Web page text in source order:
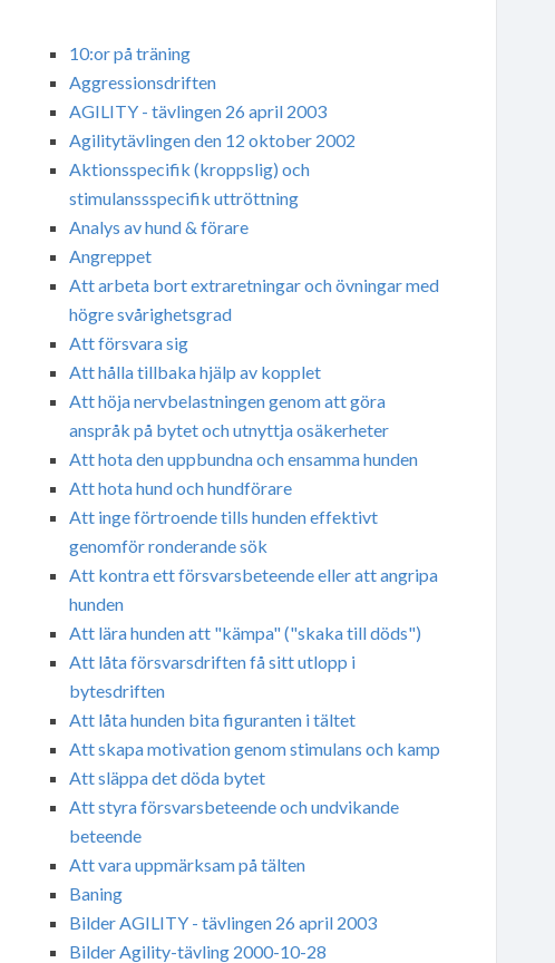
10:or på träning
Aggressionsdriften
AGILITY - tävlingen 26 april 2003
Agilitytävlingen den 12 oktober 2002
Aktionsspecifik (kroppslig) och
stimulanssspecifik uttröttning
Analys av hund & förare
Angreppet
Att arbeta bort extraretningar och övningar med
högre svårighetsgrad
Att försvara sig
Att hålla tillbaka hjälp av kopplet
Att höja nervbelastningen genom att göra
anspråk på bytet och utnyttja osäkerheter
Att hota den uppbundna och ensamma hunden
Att hota hund och hundförare
Att inge förtroende tills hunden effektivt
genomför ronderande sök
Att kontra ett försvarsbeteende eller att angripa
hunden
Att lära hunden att "kämpa" ("skaka till döds")
Att låta försvarsdriften få sitt utlopp i
bytesdriften
Att låta hunden bita figuranten i tältet
Att skapa motivation genom stimulans och kamp
Att släppa det döda bytet
Att styra försvarsbeteende och undvikande
beteende
Att vara uppmärksam på tälten
Baning
Bilder AGILITY - tävlingen 26 april 2003
Bilder Agility-tävling 2000-10-28